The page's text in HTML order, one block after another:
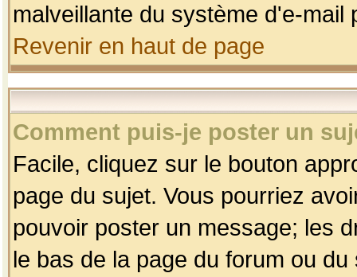
malveillante du système d'e-
Revenir en haut de page
Comment puis-je poster un
Facile, cliquez sur le bouton
page du sujet. Vous pourriez
pouvoir poster un message; les
le bas de la page du forum ou